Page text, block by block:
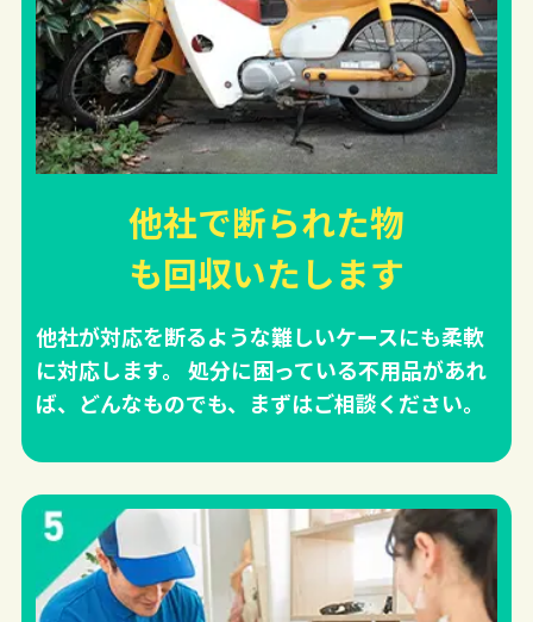
他社で断られた物
も回収いたします
他社が対応を断るような難しいケースにも柔軟
に対応します。 処分に困っている不用品があれ
ば、どんなものでも、まずはご相談ください。